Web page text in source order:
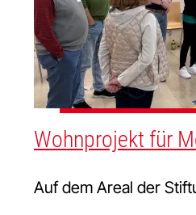
Wohnprojekt für
Auf dem Areal der